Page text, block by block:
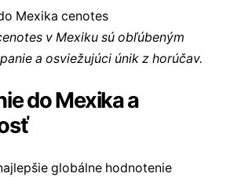
v Mexiku sú obľúbeným
a osviežujúci únik z horúčav.
do Mexika a
globálne hodnotenie